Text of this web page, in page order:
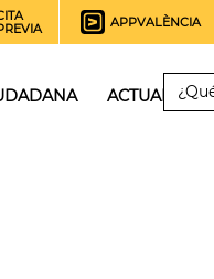
APPVALÈNCIA
ACTUALIDAD